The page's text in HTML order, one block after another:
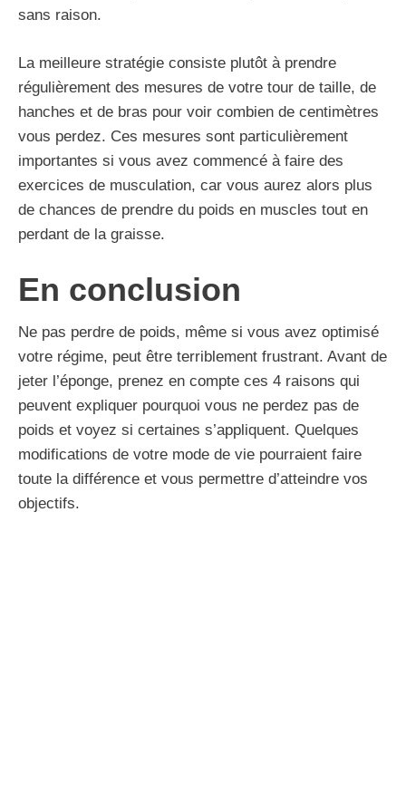
sans raison.
La meilleure stratégie consiste plutôt à prendre
régulièrement des mesures de votre tour de taille, de
hanches et de bras pour voir combien de centimètres
vous perdez. Ces mesures sont particulièrement
importantes si vous avez commencé à faire des
exercices de musculation, car vous aurez alors plus
de chances de prendre du poids en muscles tout en
perdant de la graisse.
En conclusion
Ne pas perdre de poids, même si vous avez optimisé
votre régime, peut être terriblement frustrant. Avant de
jeter l’éponge, prenez en compte ces 4 raisons qui
peuvent expliquer pourquoi vous ne perdez pas de
poids et voyez si certaines s’appliquent. Quelques
modifications de votre mode de vie pourraient faire
toute la différence et vous permettre d’atteindre vos
objectifs.